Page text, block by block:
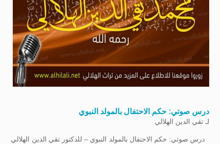
درس صوتي: حكم الاحتفال بالمولد النبوي
لـتقي الدين الهلالي
درس صوتي: حكم الاحتفال بالمولد النبوي – للدكتور تقي الدين الهلالي